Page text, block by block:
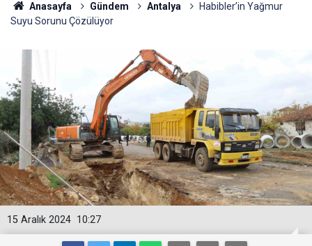
Anasayfa Gündem Antalya
Habibler’in Yağmur
Suyu Sorunu Çözülüyor
10:27
15 Aralık 2024